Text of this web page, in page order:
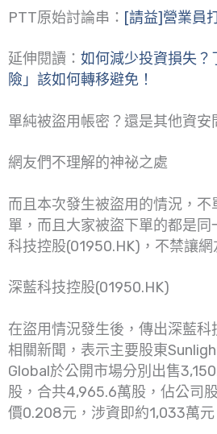
PTT原始討論串： [請益]營業員
延伸閱讀： 如何減少投資損失？
險」該如何轉移避免！
單純被盜用帳密？還是其他資安
網友們不理解的神祕之處
而且本次發生被盜用的情況，
單，而且大家被盜下單的都是
科技控股(01950.HK)，不禁讓網
深藍科技控股(01950.HK)
在盜用情況發生後，傳出深藍
相關新聞，表示主要股東
Global於公開市場分別出售
股，合共4,965.6萬股，佔公司
價0.208元，涉資即約1,033萬元